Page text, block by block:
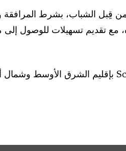
من قِبل الشباب، بشرط
مع تقديم تسهيلات للوصول